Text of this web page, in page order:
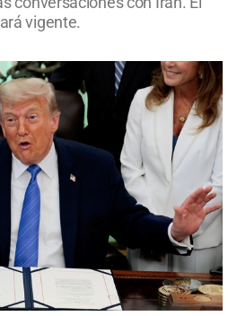
vigente.